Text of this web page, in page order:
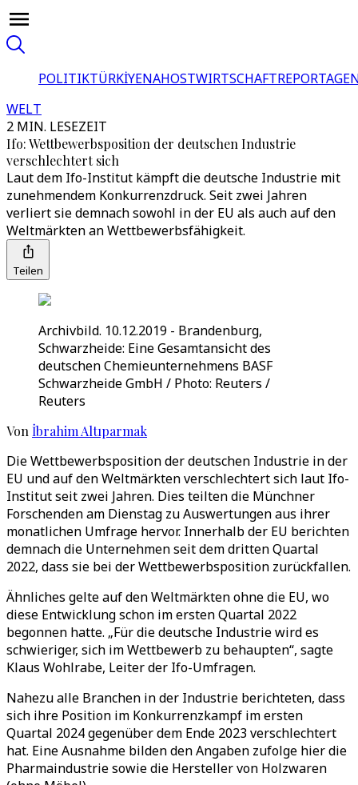
POLITIKTÜRKİYENAHOSTWIRTSCHAFT
WELT
2 MIN. LESEZEIT
Ifo: Wettbewerbsposition der deutschen Industrie
verschlechtert sich
Laut dem Ifo-Institut kämpft die deutsche Industrie mit
zunehmendem Konkurrenzdruck. Seit zwei Jahren
verliert sie demnach sowohl in der EU als auch auf den
Weltmärkten an Wettbewerbsfähigkeit.
Teilen
Archivbild. 10.12.2019 - Brandenburg,
Schwarzheide: Eine Gesamtansicht des
deutschen Chemieunternehmens BASF
Schwarzheide GmbH / Photo: Reuters /
Reuters
Von İbrahim Altıparmak
Die Wettbewerbsposition der deutschen Industrie in der
EU und auf den Weltmärkten verschlechtert sich laut Ifo-
Institut seit zwei Jahren. Dies teilten die Münchner
Forschenden am Dienstag zu Auswertungen aus ihrer
monatlichen Umfrage hervor. Innerhalb der EU berichten
demnach die Unternehmen seit dem dritten Quartal
2022, dass sie bei der Wettbewerbsposition zurückfallen.
Ähnliches gelte auf den Weltmärkten ohne die EU, wo
diese Entwicklung schon im ersten Quartal 2022
begonnen hatte. „Für die deutsche Industrie wird es
schwieriger, sich im Wettbewerb zu behaupten“, sagte
Klaus Wohlrabe, Leiter der Ifo-Umfragen.
Nahezu alle Branchen in der Industrie berichteten, dass
sich ihre Position im Konkurrenzkampf im ersten
Quartal 2024 gegenüber dem Ende 2023 verschlechtert
hat. Eine Ausnahme bilden den Angaben zufolge hier die
Pharmaindustrie sowie die Hersteller von Holzwaren